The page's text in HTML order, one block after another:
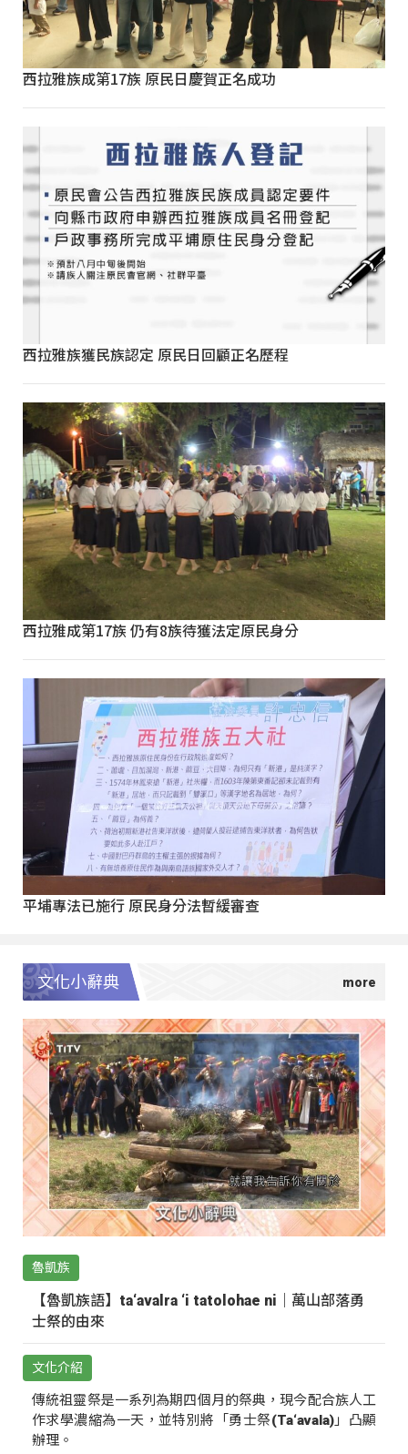
西拉雅族成第17族 原民日慶賀正名成功
西拉雅族獲民族認定 原民日回顧正名歷程
西拉雅成第17族 仍有8族待獲法定原民身分
平埔專法已施行 原民身分法暫緩審查
文化小辭典
魯凱族
【魯凱族語】ta‘avalra ‘i tatolohae ni｜萬山部落勇
士祭的由來
文化介紹
傳統祖靈祭是一系列為期四個月的祭典，現今配合族人工
作求學濃縮為一天，並特別將「勇士祭(Ta‘avala)」凸顯
辦理。